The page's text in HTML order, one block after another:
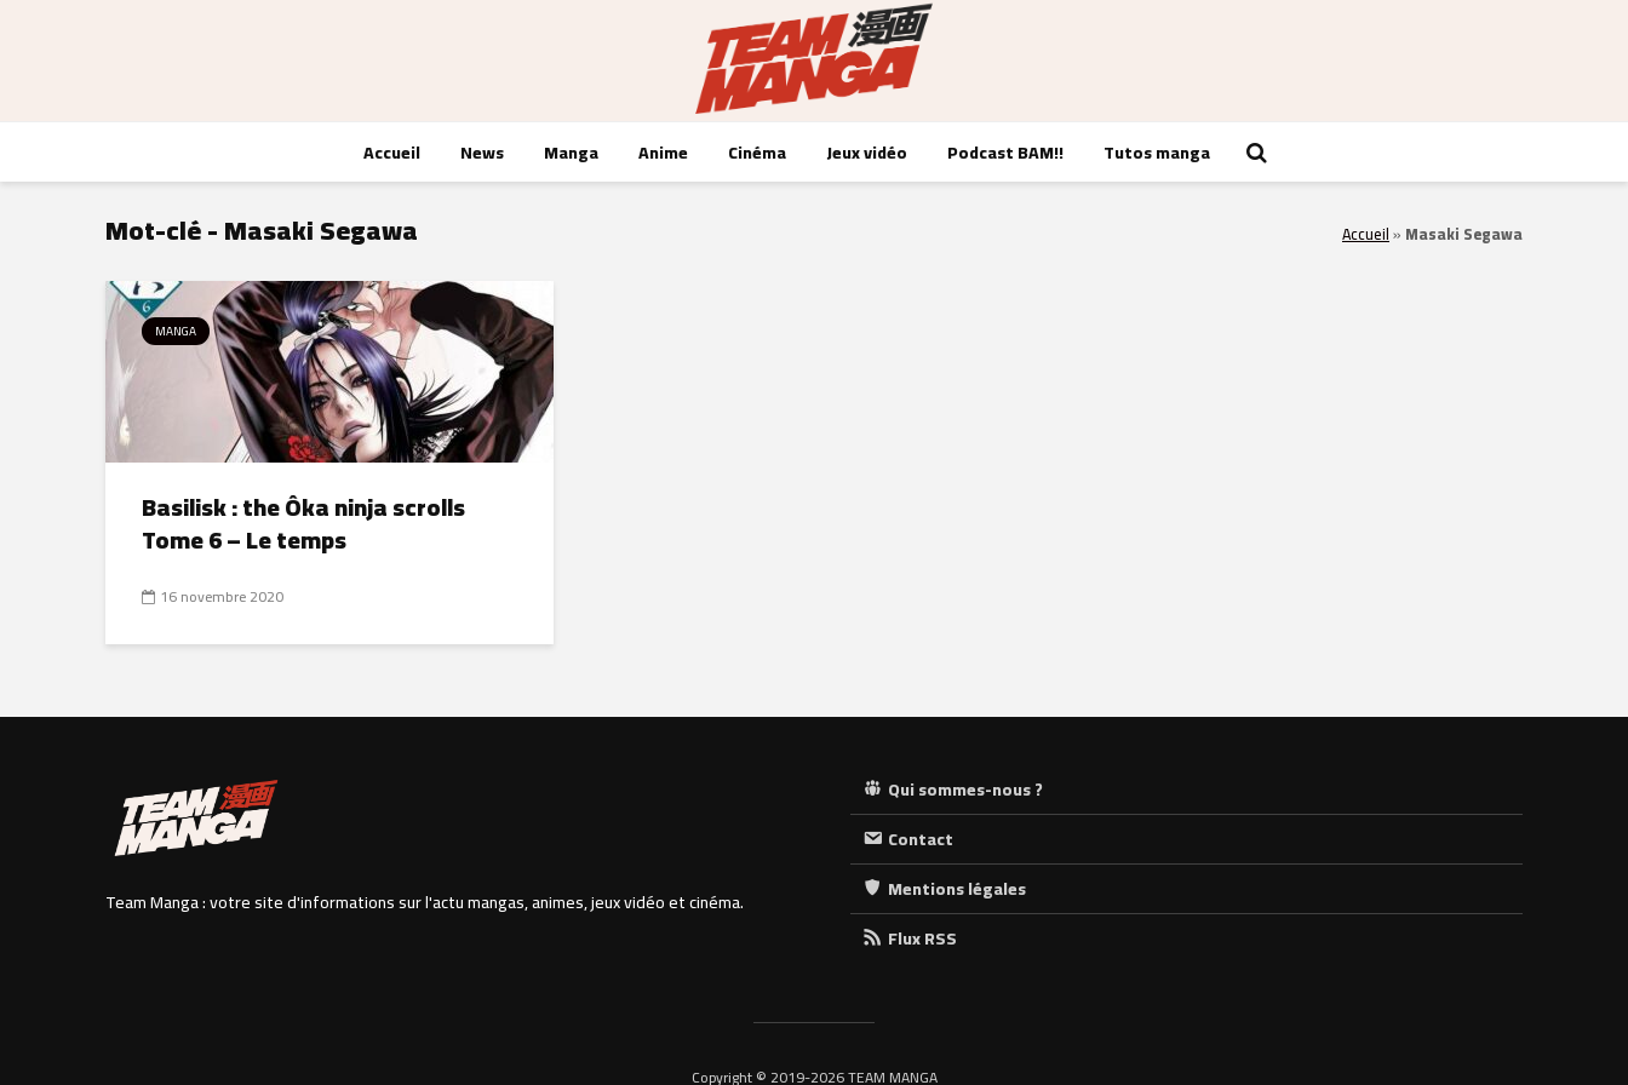
Accueil News Manga Anime Cinéma Jeux vidéo Podcast BAM!! Tutos manga
Mot-clé - Masaki Segawa Accueil» Masaki Segawa
MANGA
Basilisk : the Ôka ninja scrolls
Tome 6 – Le temps
16 novembre 2020
Team Manga : votre site d'informations sur l'actu mangas, animes, jeux vidéo et cinéma.
Qui sommes-nous ?
Contact
Mentions légales
Flux RSS
Copyright © 2019-2026 TEAM MANGA